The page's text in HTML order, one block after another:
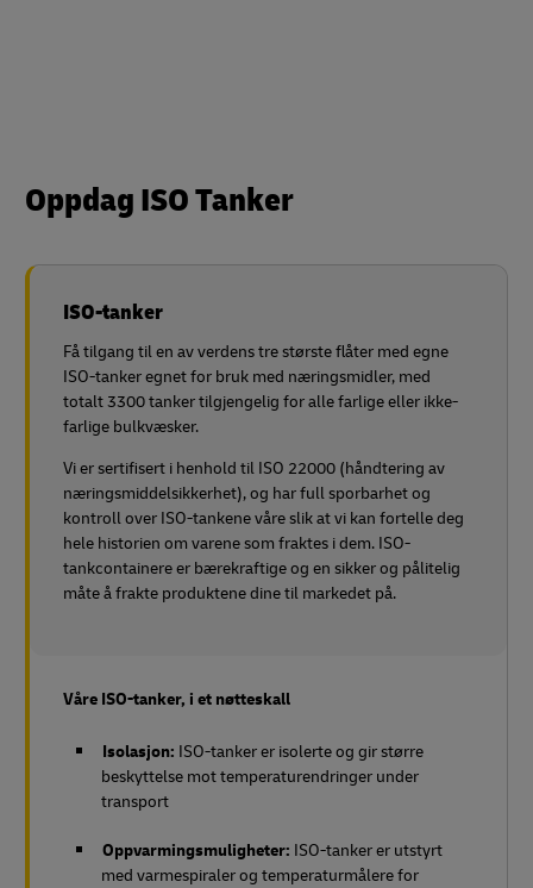
Oppdag ISO Tanker
ISO-tanker
Få tilgang til en av verdens tre største flåter med egne
ISO-tanker egnet for bruk med næringsmidler, med
totalt 3300 tanker tilgjengelig for alle farlige eller ikke-
farlige bulkvæsker.
Vi er sertifisert i henhold til ISO 22000 (håndtering av
næringsmiddelsikkerhet), og har full sporbarhet og
kontroll over ISO-tankene våre slik at vi kan fortelle deg
hele historien om varene som fraktes i dem. ISO-
tankcontainere er bærekraftige og en sikker og pålitelig
måte å frakte produktene dine til markedet på.
Våre ISO-tanker, i et nøtteskall
Isolasjon: ISO-tanker er isolerte og gir større
beskyttelse mot temperaturendringer under
transport
Oppvarmingsmuligheter: ISO-tanker er utstyrt
med varmespiraler og temperaturmålere for